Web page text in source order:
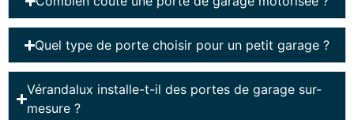
Quel type de porte choisir pour un petit garage ?
Vérandalux installe-t-il des portes de garage sur-
mesure ?